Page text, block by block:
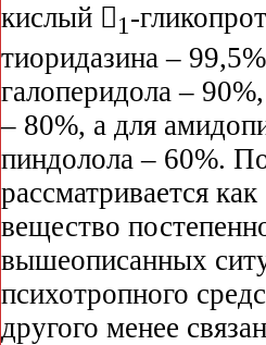
кислый 1-
тиоридазина –
галоперидола –
– 80%, а для
пиндолола – 60%.
рассматривается
вещество
вышеописанных
психотропного
другого менее